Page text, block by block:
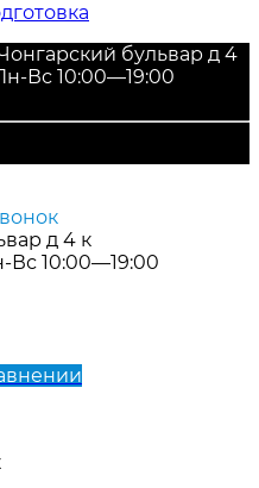
бульвар д 4
Вс 10:00—19:00
д 4 к
Вс 10:00—19:00